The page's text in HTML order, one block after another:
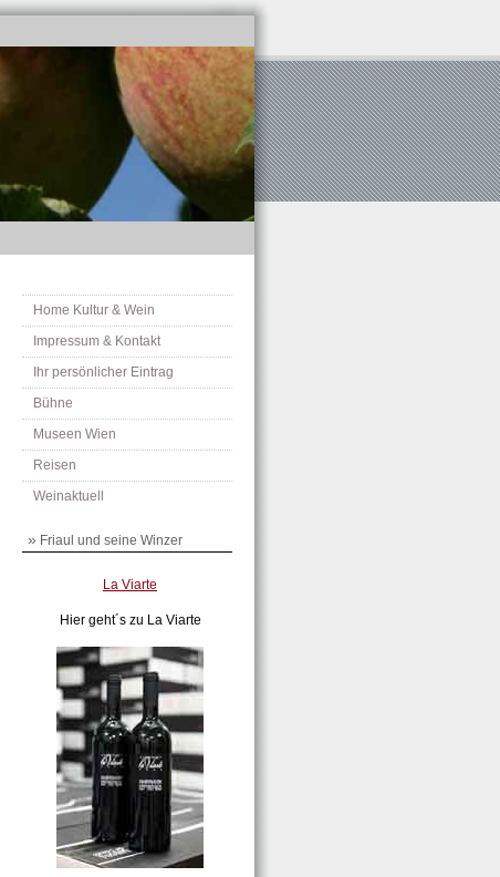
Home Kultur & Wein
Impressum & Kontakt
Ihr persönlicher Eintrag
Bühne
Museen Wien
Reisen
Weinaktuell
» Friaul und seine Winzer
La Viarte
Hier geht´s zu La Viarte